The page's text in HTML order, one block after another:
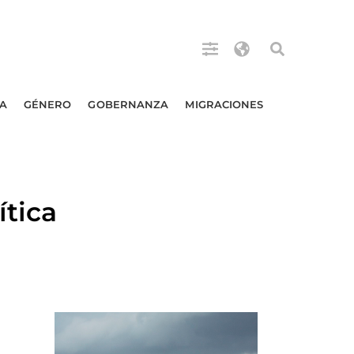
GÉNERO GOBERNANZA MIGRACIONES